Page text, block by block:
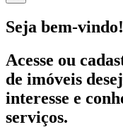
Seja bem-vindo!
Acesse ou
de imóveis
interesse e
serviços.